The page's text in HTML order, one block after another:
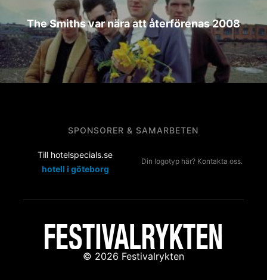
The Smiths var nära att återförenas 2008
SPONSORER & SAMARBETEN
Till hotelspecials.se
hotell i göteborg
Din logotyp här? Kontakta oss.
© 2026 Festivalrykten